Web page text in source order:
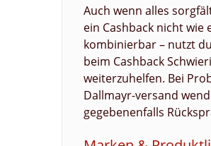
Auch wenn alles
ein Cashback nicht
kombinierbar – nutzt
beim Cashback
weiterzuhelfen. Bei
Dallmayr-versand
gegebenenfalls